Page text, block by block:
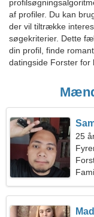
af profiler. Du kan
der vil tiltrække
søgekriterier. Dette
din profil, finde
datingside Forster for
25